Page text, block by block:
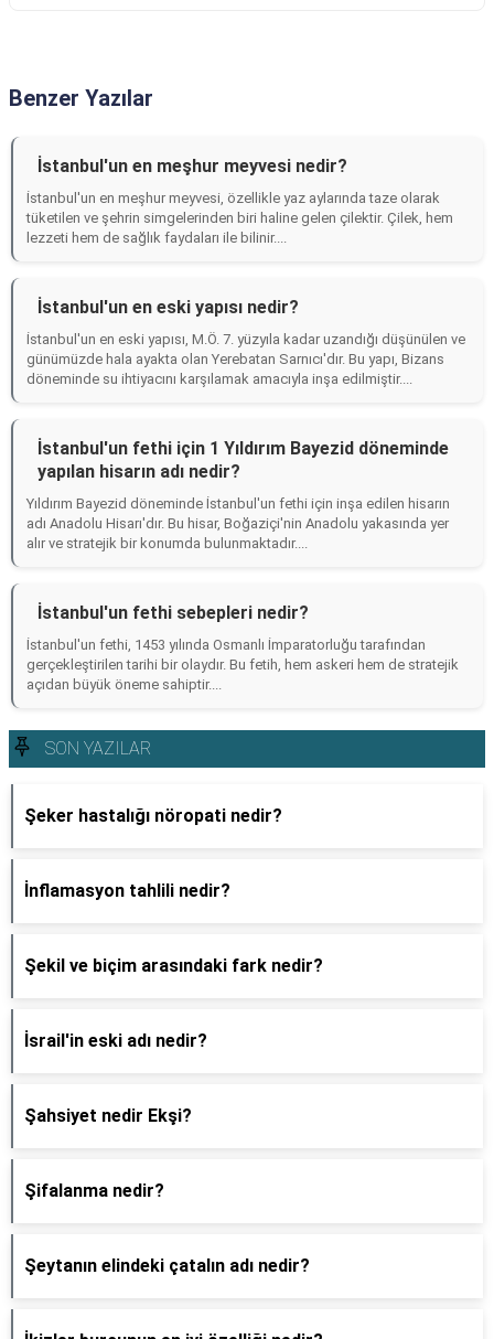
Benzer Yazılar
İstanbul'un en meşhur meyvesi nedir?
İstanbul'un en meşhur meyvesi, özellikle yaz aylarında taze olarak
tüketilen ve şehrin simgelerinden biri haline gelen çilektir. Çilek, hem
lezzeti hem de sağlık faydaları ile bilinir....
İstanbul'un en eski yapısı nedir?
İstanbul'un en eski yapısı, M.Ö. 7. yüzyıla kadar uzandığı düşünülen ve
günümüzde hala ayakta olan Yerebatan Sarnıcı'dır. Bu yapı, Bizans
döneminde su ihtiyacını karşılamak amacıyla inşa edilmiştir....
İstanbul'un fethi için 1 Yıldırım Bayezid döneminde
yapılan hisarın adı nedir?
Yıldırım Bayezid döneminde İstanbul'un fethi için inşa edilen hisarın
adı Anadolu Hisarı'dır. Bu hisar, Boğaziçi'nin Anadolu yakasında yer
alır ve stratejik bir konumda bulunmaktadır....
İstanbul'un fethi sebepleri nedir?
İstanbul'un fethi, 1453 yılında Osmanlı İmparatorluğu tarafından
gerçekleştirilen tarihi bir olaydır. Bu fetih, hem askeri hem de stratejik
açıdan büyük öneme sahiptir....
SON YAZILAR
Şeker hastalığı nöropati nedir?
İnflamasyon tahlili nedir?
Şekil ve biçim arasındaki fark nedir?
İsrail'in eski adı nedir?
Şahsiyet nedir Ekşi?
Şifalanma nedir?
Şeytanın elindeki çatalın adı nedir?